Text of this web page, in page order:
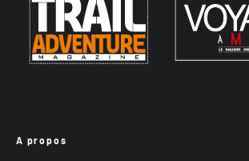
A propos